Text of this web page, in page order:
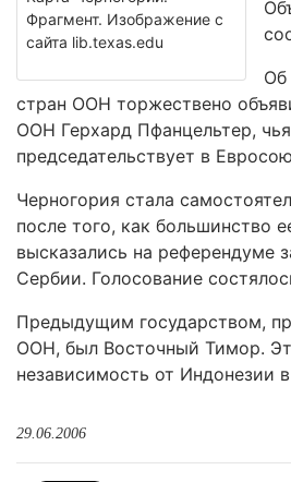
Фрагмент. Изображение с
сайта lib.texas.edu
Об
стран ООН торжествено
ООН Герхард Пфанцельтер,
председательствует в
Черногория стала
после того, как большинство
высказались на референдуме
Сербии. Голосование
Предыдущим государством,
ООН, был Восточный Тимор.
независимость от Индонезии
29.06.2006